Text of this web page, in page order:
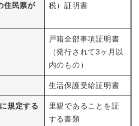
住民票が
税）証明書
戸籍全部事項証明書
（発行されて3ヶ月以
内のもの）
生活保護受給証明書
規定する
里親であることを証
する書類